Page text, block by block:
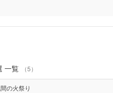
一覧 （5）
の火祭り